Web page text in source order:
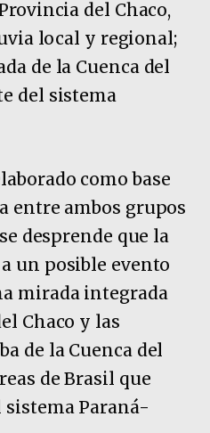
del Chaco,
local y regional;
de la Cuenca del
del sistema
como base
entre ambos grupos
desprende que la
un posible evento
mirada integrada
Chaco y las
de la Cuenca del
de Brasil que
sistema Paraná-